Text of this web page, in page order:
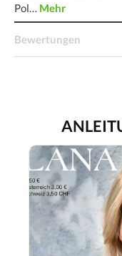
Pol… Mehr
Bewertungen